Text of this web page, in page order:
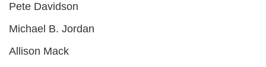
Pete Davidson
Michael B. Jordan
Allison Mack